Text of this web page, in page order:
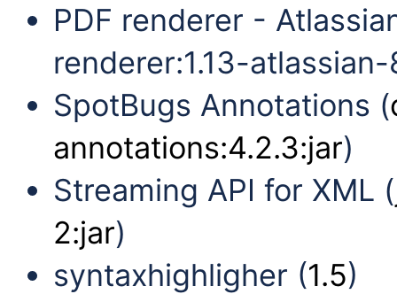
PDF renderer -
renderer:1.13-
SpotBugs Annotations (
annotations:4.2.3:jar)
Streaming API for XML (
2:jar)
syntaxhighligher (1.5)